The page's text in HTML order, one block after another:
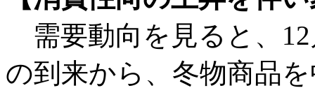
需要動向を見ると、
の到来から、冬物商品